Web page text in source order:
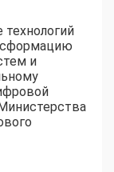
технологий
и